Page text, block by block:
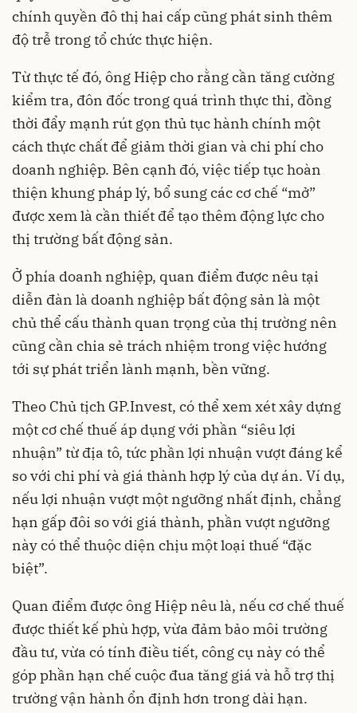
chính quyền đô thị hai cấp cũng phát sinh thêm
độ trễ trong tổ chức thực hiện.​
Từ thực tế đó, ông Hiệp cho rằng cần tăng cường
kiểm tra, đôn đốc trong quá trình thực thi, đồng
thời đẩy mạnh rút gọn thủ tục hành chính một
cách thực chất để giảm thời gian và chi phí cho
doanh nghiệp. Bên cạnh đó, việc tiếp tục hoàn
thiện khung pháp lý, bổ sung các cơ chế “mở”
được xem là cần thiết để tạo thêm động lực cho
thị trường bất động sản.​
Ở phía doanh nghiệp, quan điểm được nêu tại
diễn đàn là doanh nghiệp bất động sản là một
chủ thể cấu thành quan trọng của thị trường nên
cũng cần chia sẻ trách nhiệm trong việc hướng
tới sự phát triển lành mạnh, bền vững.​
Theo Chủ tịch GP.Invest, có thể xem xét xây dựng
một cơ chế thuế áp dụng với phần “siêu lợi
nhuận” từ địa tô, tức phần lợi nhuận vượt đáng kể
so với chi phí và giá thành hợp lý của dự án. Ví dụ,
nếu lợi nhuận vượt một ngưỡng nhất định, chẳng
hạn gấp đôi so với giá thành, phần vượt ngưỡng
này có thể thuộc diện chịu một loại thuế “đặc
biệt”.​
Quan điểm được ông Hiệp nêu là, nếu cơ chế thuế
được thiết kế phù hợp, vừa đảm bảo môi trường
đầu tư, vừa có tính điều tiết, công cụ này có thể
góp phần hạn chế cuộc đua tăng giá và hỗ trợ thị
trường vận hành ổn định hơn trong dài hạn.​